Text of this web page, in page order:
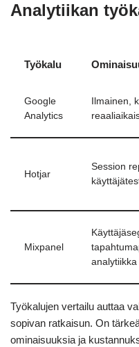
Analytiikan
Työkalu
Google
Analytics
Ilmainen,
Hotjar
Session
Mixpanel
analytiikka
Työkalujen vertailu auttaa
sopivan ratkaisun. On
ominaisuuksia ja